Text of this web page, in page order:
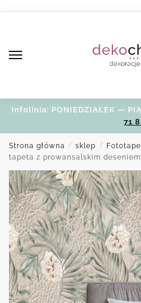
Infolinia: PONIEDZIAŁEK —
71
Strona główna / sklep /
tapeta z prowansalskim deseniem